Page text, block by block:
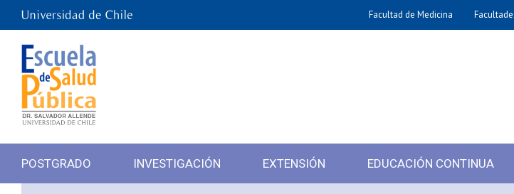
Facultad de Medicina
POSTGRADO INVESTIGACIÓN EXTENSIÓN EDUCACIÓN CONTINUA